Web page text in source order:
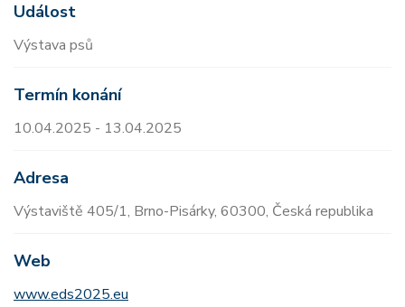
Událost
Výstava psů
Termín konání
10.04.2025 - 13.04.2025
Adresa
Výstaviště 405/1, Brno-Pisárky, 60300, Česká republika
Web
www.eds2025.eu